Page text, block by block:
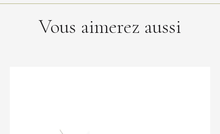
Vous aimerez aussi